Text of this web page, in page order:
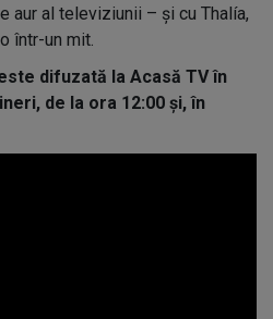
aur al televiziunii – și cu Thalía,
într-un mit.
difuzată la Acasă TV în
de la ora 12:00 și, în